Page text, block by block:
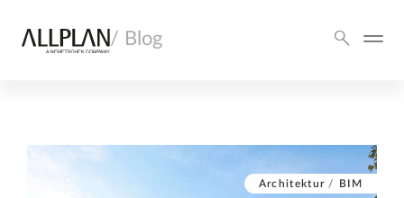
/ Blog
Architektur / BIM